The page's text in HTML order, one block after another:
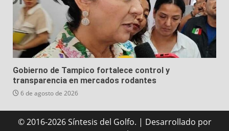
Gobierno de Tampico fortalece control y
transparencia en mercados rodantes
6 de agosto de 2026
© 2016-2026 Síntesis del Golfo. | Desarrollado por